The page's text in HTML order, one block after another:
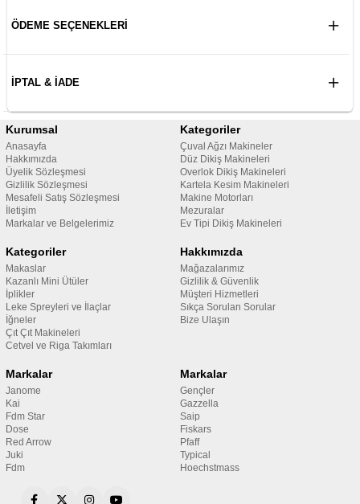
ÖDEME SEÇENEKLERI
İPTAL & İADE
Kurumsal
Anasayfa
Hakkımızda
Üyelik Sözleşmesi
Gizlilik Sözleşmesi
Mesafeli Satış Sözleşmesi
İletişim
Markalar ve Belgelerimiz
Kategoriler
Çuval Ağzı Makineler
Düz Dikiş Makineleri
Overlok Dikiş Makineleri
Kartela Kesim Makineleri
Makine Motorları
Mezuralar
Ev Tipi Dikiş Makineleri
Kategoriler
Makaslar
Kazanlı Mini Ütüler
İplikler
Leke Spreyleri ve İlaçlar
İğneler
Çıt Çıt Makineleri
Cetvel ve Riga Takımları
Hakkımızda
Mağazalarımız
Gizlilik & Güvenlik
Müşteri Hizmetleri
Sıkça Sorulan Sorular
Bize Ulaşın
Markalar
Janome
Kai
Fdm Star
Dose
Red Arrow
Juki
Fdm
Markalar
Gençler
Gazzella
Saip
Fiskars
Pfaff
Typical
Hoechstmass